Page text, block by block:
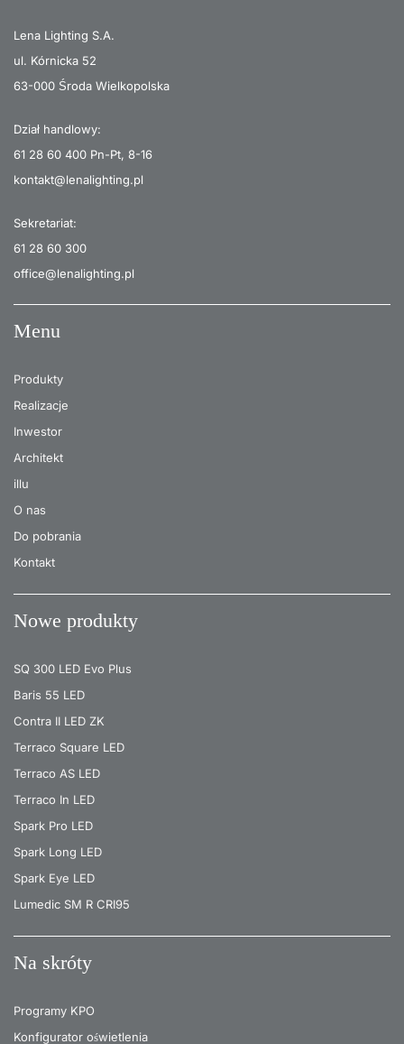
Lena Lighting S.A.
ul. Kórnicka 52
63-000 Środa Wielkopolska
Dział handlowy:
61 28 60 400 Pn-Pt, 8-16
kontakt@lenalighting.pl
Sekretariat:
61 28 60 300
office@lenalighting.pl
Menu
Produkty
Realizacje
Inwestor
Architekt
illu
O nas
Do pobrania
Kontakt
Nowe produkty
SQ 300 LED Evo Plus
Baris 55 LED
Contra II LED ZK
Terraco Square LED
Terraco AS LED
Terraco In LED
Spark Pro LED
Spark Long LED
Spark Eye LED
Lumedic SM R CRI95
Na skróty
Programy KPO
Konfigurator oświetlenia